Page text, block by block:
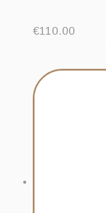
€110.00